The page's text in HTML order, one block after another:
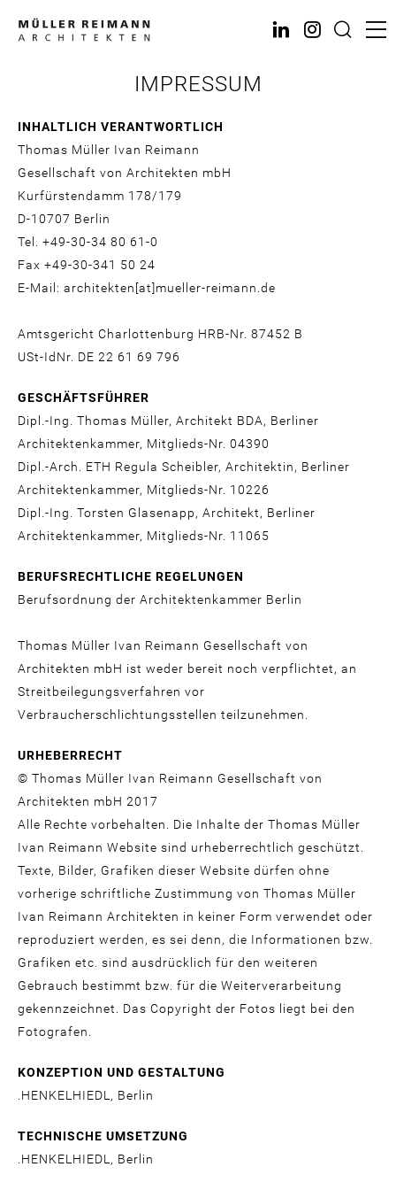
zum
IMPRESSUM
INHALTLICH VERANTWORTLICH
Thomas Müller Ivan Reimann
Gesellschaft von Architekten mbH
Kurfürstendamm 178/179
D-10707 Berlin
Tel. +49-30-34 80 61-0
Fax +49-30-341 50 24
E-Mail: architekten[at]mueller-reimann.de
Amtsgericht Charlottenburg HRB-Nr. 87452 B
USt-IdNr. DE 22 61 69 796
GESCHÄFTSFÜHRER
Dipl.-Ing. Thomas Müller, Architekt BDA, Berliner
Architektenkammer, Mitglieds-Nr. 04390
Dipl.-Arch. ETH Regula Scheibler, Architektin, Berliner
Architektenkammer, Mitglieds-Nr. 10226
Dipl.-Ing. Torsten Glasenapp, Architekt, Berliner
Architektenkammer, Mitglieds-Nr. 11065
BERUFSRECHTLICHE REGELUNGEN
Berufsordnung der Architektenkammer Berlin
Thomas Müller Ivan Reimann Gesellschaft von
Architekten mbH ist weder bereit noch verpflichtet, an
Streitbeilegungsverfahren vor
Verbraucherschlichtungsstellen teilzunehmen.
URHEBERRECHT
© Thomas Müller Ivan Reimann Gesellschaft von
Architekten mbH 2017
Alle Rechte vorbehalten. Die Inhalte der Thomas Müller
Ivan Reimann Website sind urheberrechtlich geschützt.
Texte, Bilder, Grafiken dieser Website dürfen ohne
vorherige schriftliche Zustimmung von Thomas Müller
Ivan Reimann Architekten in keiner Form verwendet oder
reproduziert werden, es sei denn, die Informationen bzw.
Grafiken etc. sind ausdrücklich für den weiteren
Gebrauch bestimmt bzw. für die Weiterverarbeitung
gekennzeichnet. Das Copyright der Fotos liegt bei den
Fotografen.
KONZEPTION UND GESTALTUNG
.HENKELHIEDL, Berlin
TECHNISCHE UMSETZUNG
.HENKELHIEDL, Berlin